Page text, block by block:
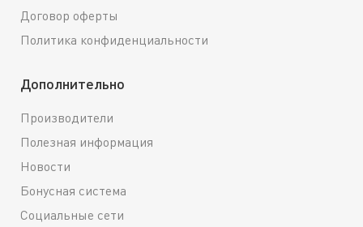
Договор оферты
Политика конфиденциальности
Дополнительно
Производители
Полезная информация
Новости
Бонусная система
Социальные сети